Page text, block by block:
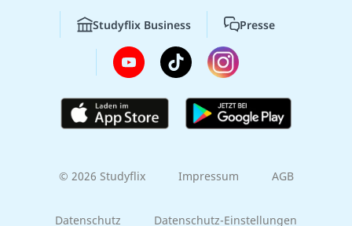
Studyflix Business Presse
© 2026 Studyflix Impressum AGB
Datenschutz Datenschutz-Einstellungen